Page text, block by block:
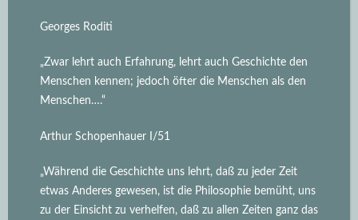
Georges Roditi
„Zwar lehrt auch Erfahrung, lehrt auch Geschichte den
Menschen kennen; jedoch öfter die Menschen als den
Menschen….“
Arthur Schopenhauer I/51
„Während die Geschichte uns lehrt, daß zu jeder Zeit
etwas Anderes gewesen, ist die Philosophie bemüht, uns
zu der Einsicht zu verhelfen, daß zu allen Zeiten ganz das